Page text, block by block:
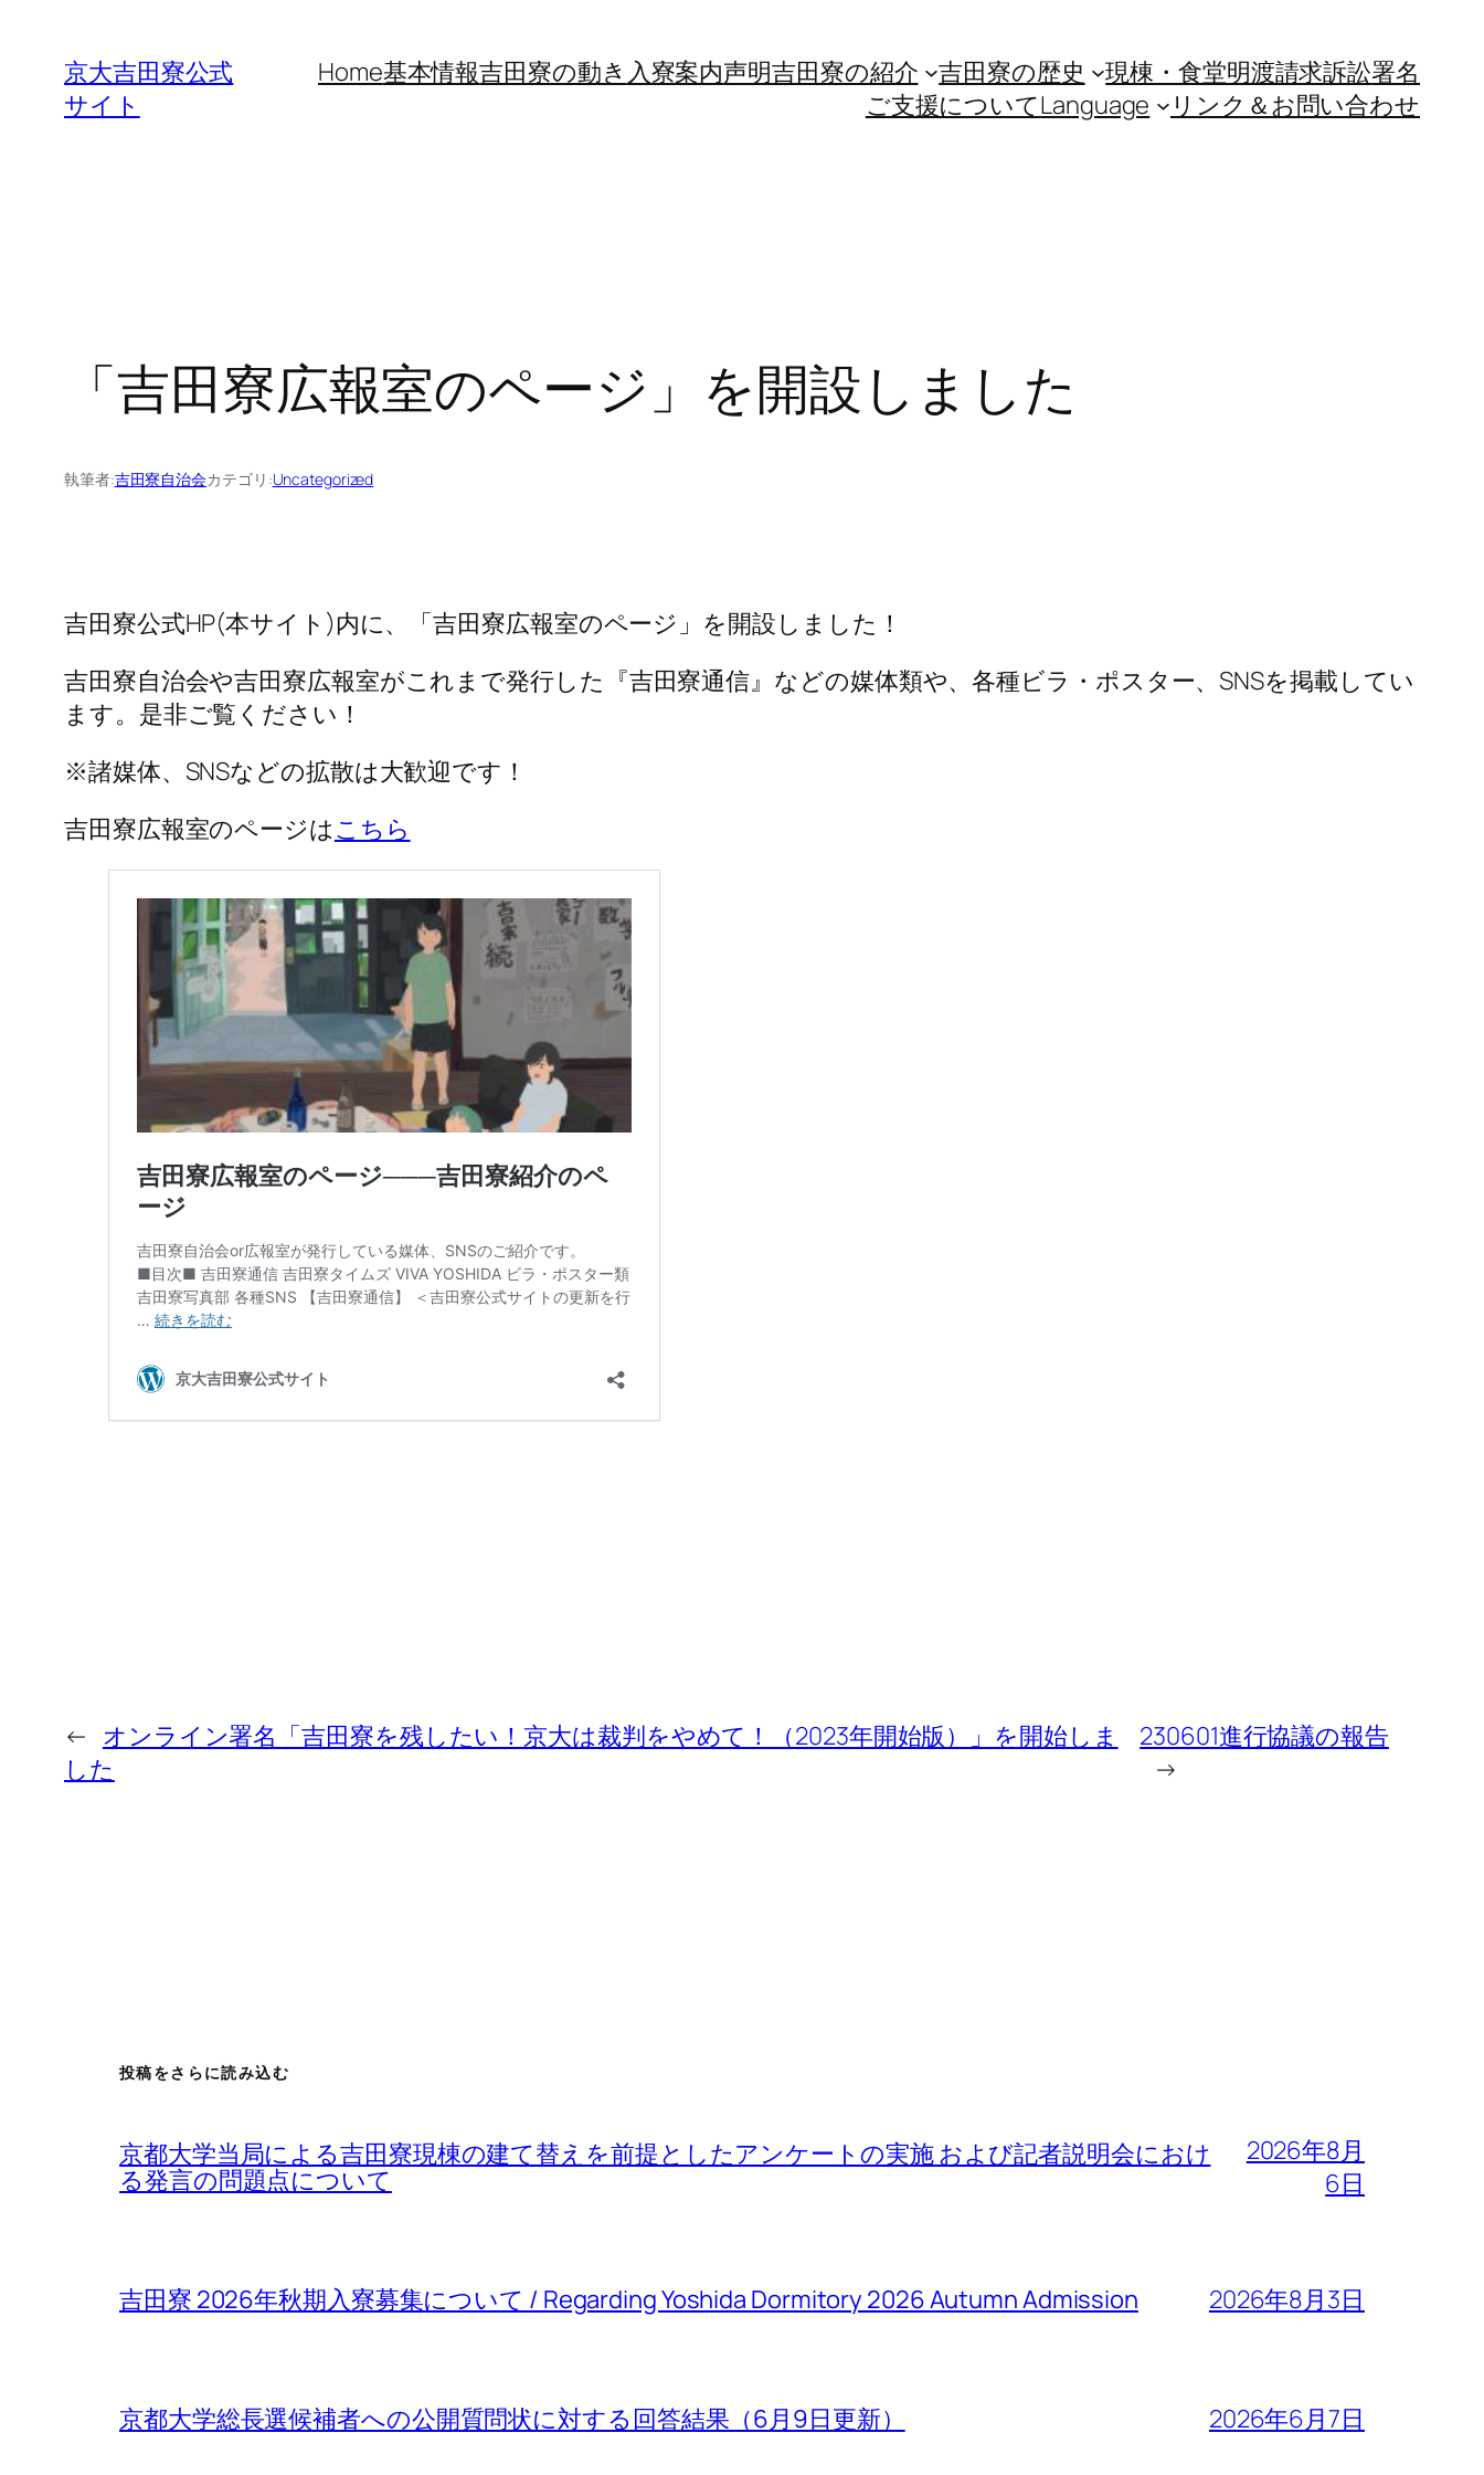
京大吉田寮公式
サイト
Home基本情報吉田寮の動き 入寮案内声明吉田寮の紹介 吉田寮の歴史 現棟・食堂明渡請求訴訟署名
ご支援についてLanguage リンク＆お問い合わせ
「吉田寮広報室のページ」を開設しました
執筆者:吉田寮自治会カテゴリ:Uncategorized
吉田寮公式HP(本サイト)内に、「吉田寮広報室のページ」を開設しました！
吉田寮自治会や吉田寮広報室がこれまで発行した『吉田寮通信』などの媒体類や、各種ビラ・ポスター、SNSを掲載してい
ます。是非ご覧ください！
※諸媒体、SNSなどの拡散は大歓迎です！
吉田寮広報室のページはこちら
← オンライン署名「吉田寮を残したい！京大は裁判をやめて！（2023年開始版）」を開始しま
した
230601進行協議の報告
→
投稿をさらに読み込む
京都大学当局による吉田寮現棟の建て替えを前提としたアンケートの実施 および記者説明会におけ
る発言の問題点について
2026年8月
6日
吉田寮 2026年秋期入寮募集について / Regarding Yoshida Dormitory 2026 Autumn Admission 2026年8月3日
京都大学総長選候補者への公開質問状に対する回答結果（6月9日更新） 2026年6月7日